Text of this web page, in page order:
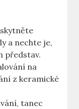
a nechte je,
představ.
na
z keramické
tanec